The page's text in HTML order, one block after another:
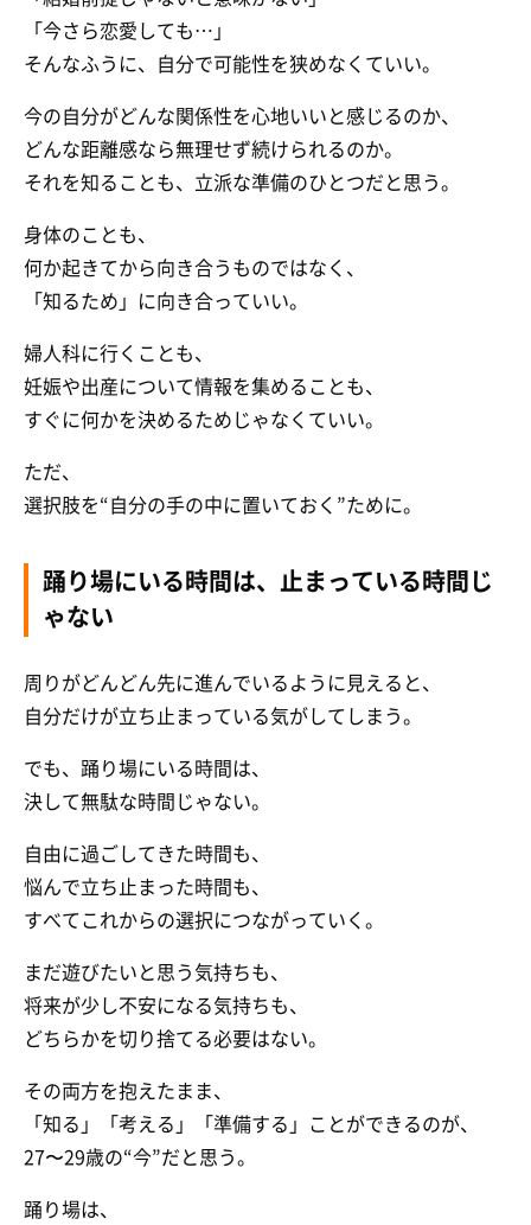
「今さら恋愛しても…」
そんなふうに、自分で可能性を狭めなくていい。
今の自分がどんな関係性を心地いいと感じるのか、
どんな距離感なら無理せず続けられるのか。
それを知ることも、立派な準備のひとつだと思う。
身体のことも、
何か起きてから向き合うものではなく、
「知るため」に向き合っていい。
婦人科に行くことも、
妊娠や出産について情報を集めることも、
すぐに何かを決めるためじゃなくていい。
ただ、
選択肢を“自分の手の中に置いておく”ために。
踊り場にいる時間は、止まっている時間じ
ゃない
周りがどんどん先に進んでいるように見えると、
自分だけが立ち止まっている気がしてしまう。
でも、踊り場にいる時間は、
決して無駄な時間じゃない。
自由に過ごしてきた時間も、
悩んで立ち止まった時間も、
すべてこれからの選択につながっていく。
まだ遊びたいと思う気持ちも、
将来が少し不安になる気持ちも、
どちらかを切り捨てる必要はない。
その両方を抱えたまま、
「知る」「考える」「準備する」ことができるのが、
27〜29歳の“今”だと思う。
踊り場は、